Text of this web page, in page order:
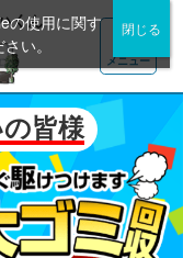
くん
メニュー
皆様
の使用に関す
い。